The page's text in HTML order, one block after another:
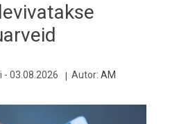
- 03.08.2026 Autor: AM